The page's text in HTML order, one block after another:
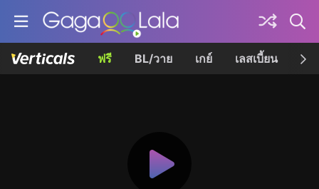
ฟรี BL/วาย เกย์ เลสเบี้ยน เค